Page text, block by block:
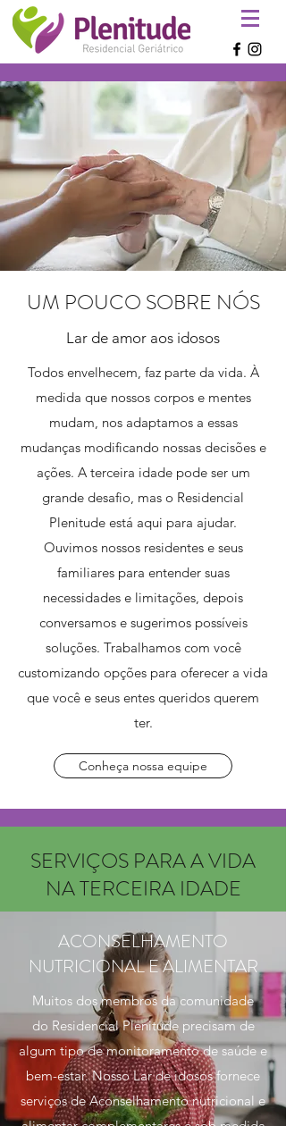
UM POUCO SOBRE NÓS
Lar de amor aos idosos
Todos envelhecem, faz parte da vida. À
medida que nossos corpos e mentes
mudam, nos adaptamos a essas
mudanças modificando nossas decisões e
ações. A terceira idade pode ser um
grande desafio, mas o Residencial
Plenitude está aqui para ajudar.
Ouvimos nossos residentes e seus
familiares para entender suas
necessidades e limitações, depois
conversamos e sugerimos possíveis
soluções. Trabalhamos com você
customizando opções para oferecer a vida
que você e seus entes queridos querem
ter.
Conheça nossa equipe
SERVIÇOS PARA A VIDA
NA TERCEIRA IDADE
ACONSELHAMENTO
NUTRICIONAL E ALIMENTAR
Muitos dos membros da comunidade
do Residencial Plenitude precisam de
algum tipo de monitoramento de saúde e
bem-estar. Nosso Lar de idosos fornece
serviços de Aconselhamento nutricional e